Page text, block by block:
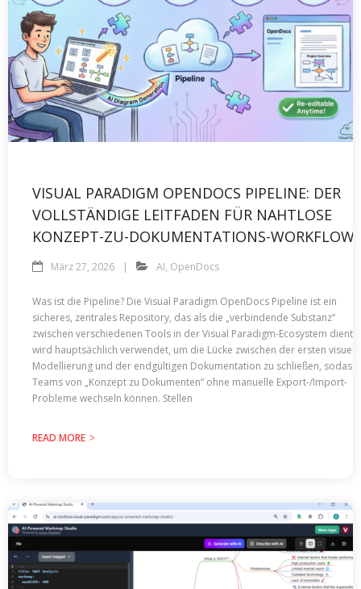
VISUAL PARADIGM OPENDOCS PIPELINE: DER
VOLLSTÄNDIGE LEITFADEN FÜR NAHTLOSE
KONZEPT-ZU-DOKUMENTATIONS-
März 27, 2026 AI, OpenDocs
Was ist die Pipeline? Die Visual Paradigm OpenDocs Pipeline ist ein
sicheres, zentrales Repository, das als die „verbindende Substanz“
zwischen verschiedenen Tools in der Visual Paradigm-Ecosystem dient.
wird hauptsächlich verwendet, um die Lücke zwischen der ersten
Modellierung und der endgültigen Dokumentation zu schließen, sodass
Teams von „Konzept zu Dokumenten“ ohne manuelle Export-/Import-
Probleme wechseln können. Stellen
READ MORE